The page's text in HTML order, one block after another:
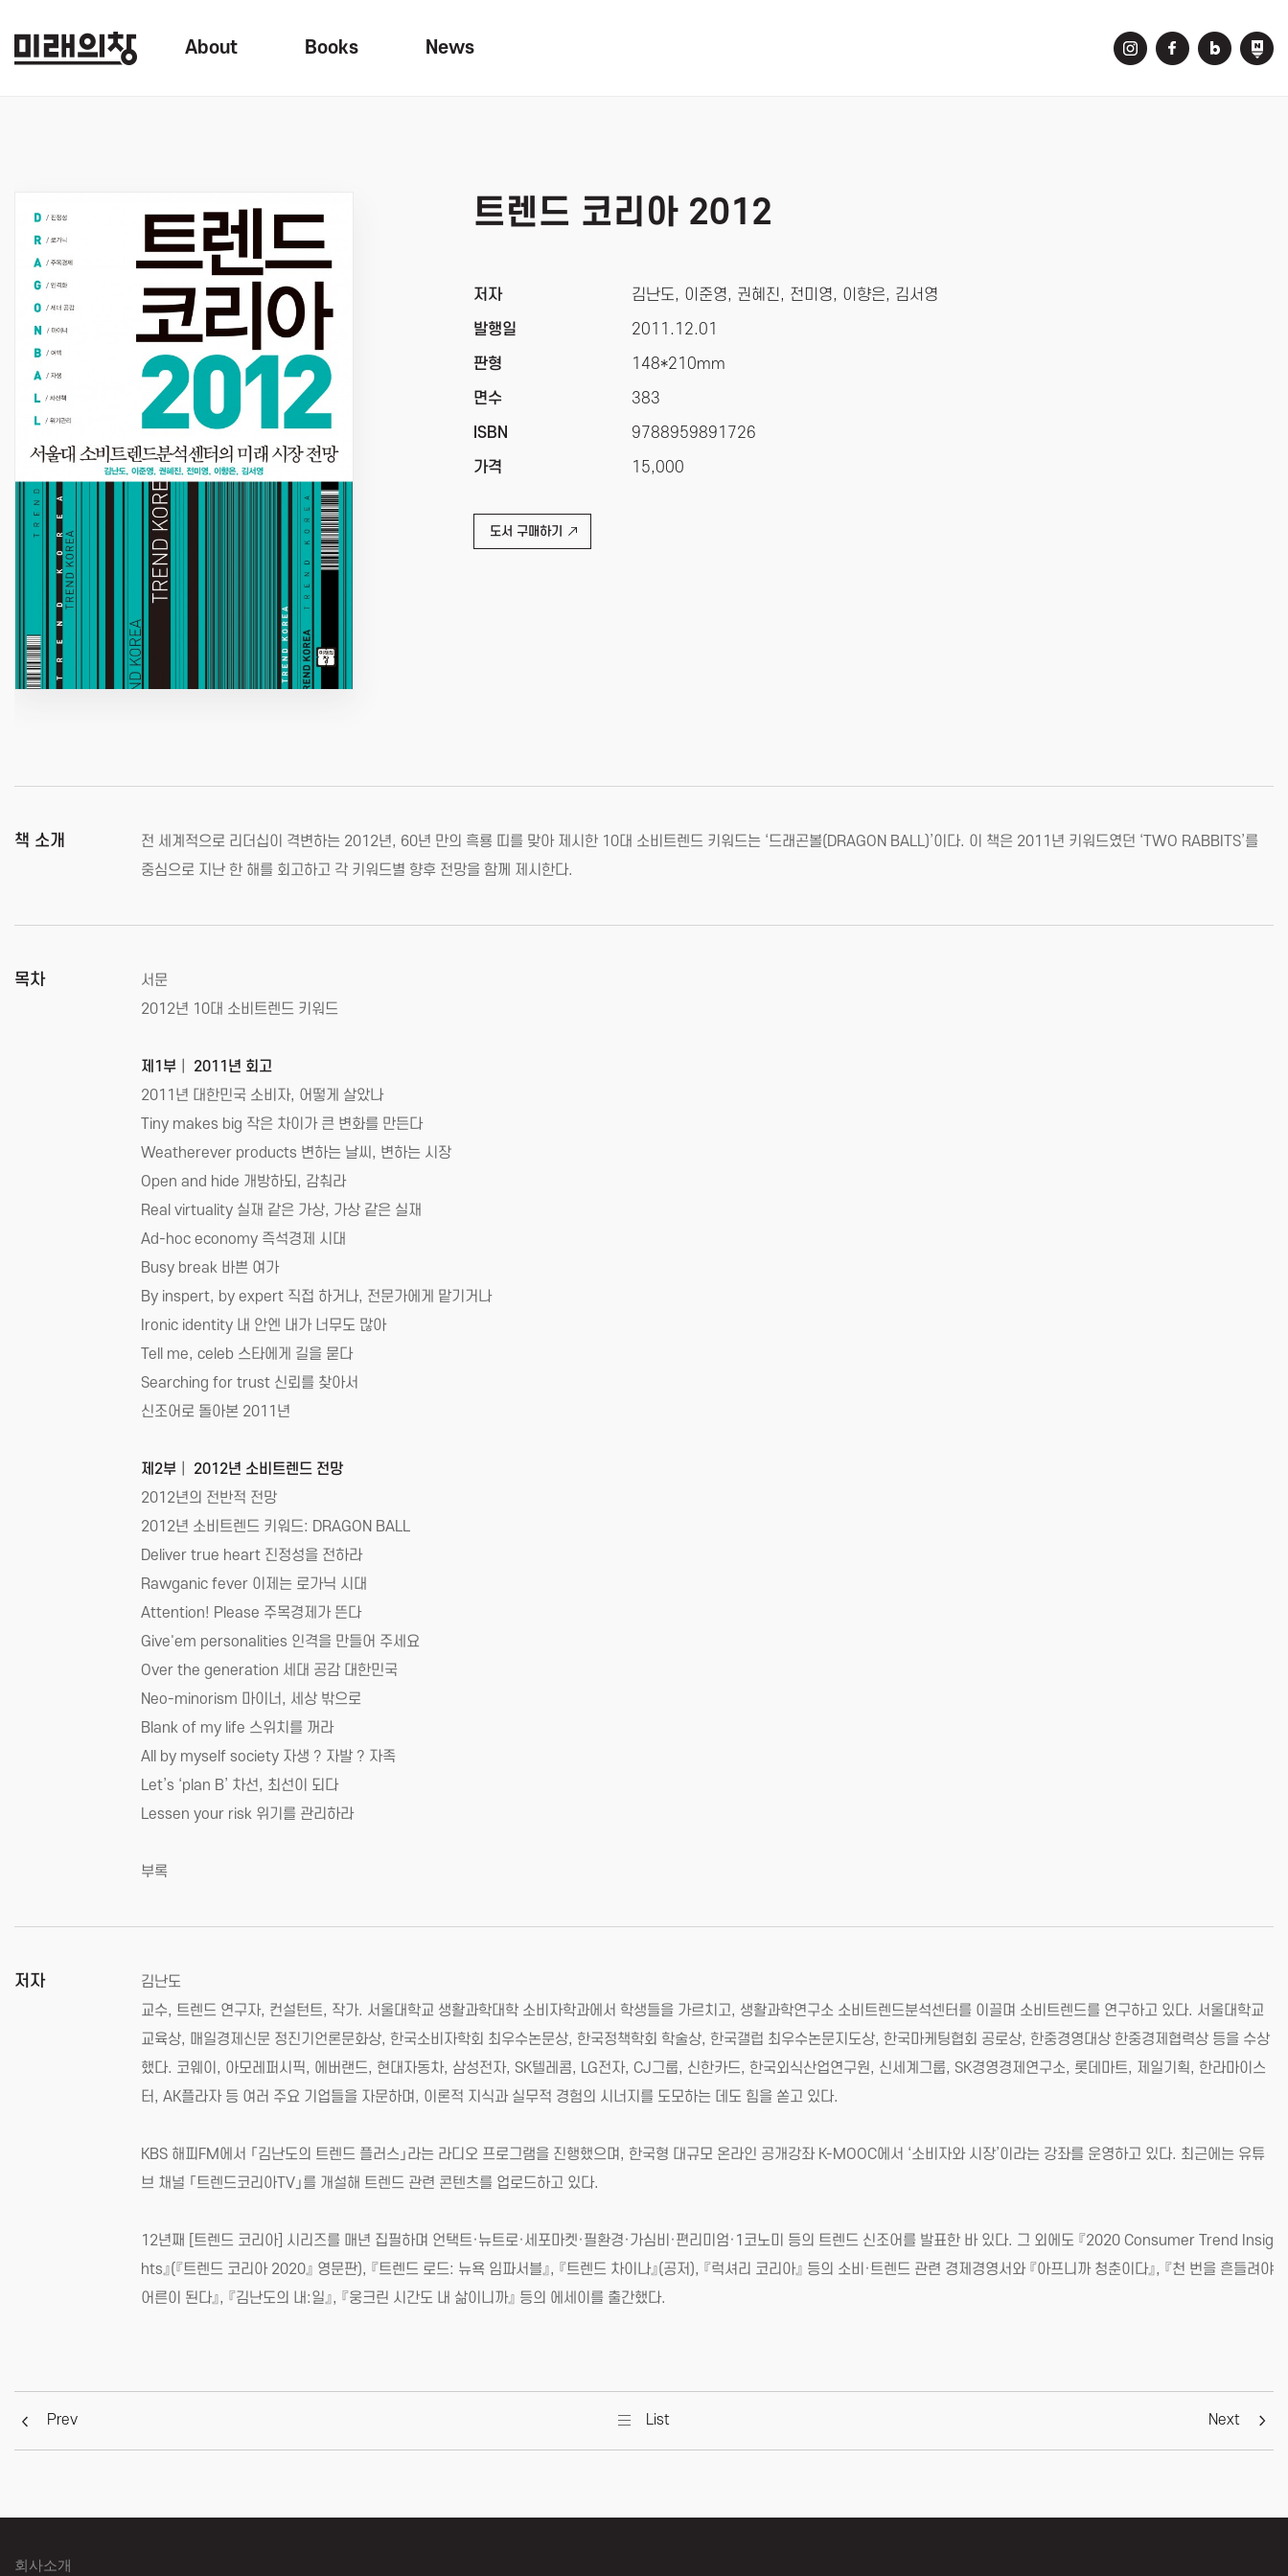
About Books News
트렌드 코리아 2012
저자
발행일
판형
면수
ISBN
가격
김난도, 이준영, 권혜진, 전미영, 이향은, 김서영
2011.12.01
148*210mm
383
9788959891726
15,000
도서 구매하기
책 소개
전 세계적으로 리더십이 격변하는 2012년, 60년 만의 흑룡 띠를 맞아 제시한 10대 소비트렌드 키워드는 ‘드래곤볼(DRAGON BALL)’이다. 이 책은 2011년 키워드였던 ‘TWO RABBITS’를
중심으로 지난 한 해를 회고하고 각 키워드별 향후 전망을 함께 제시한다.
목차
서문
2012년 10대 소비트렌드 키워드
제1부│ 2011년 회고
2011년 대한민국 소비자, 어떻게 살았나
Tiny makes big 작은 차이가 큰 변화를 만든다
Weatherever products 변하는 날씨, 변하는 시장
Open and hide 개방하되, 감춰라
Real virtuality 실재 같은 가상, 가상 같은 실재
Ad-hoc economy 즉석경제 시대
Busy break 바쁜 여가
By inspert, by expert 직접 하거나, 전문가에게 맡기거나
Ironic identity 내 안엔 내가 너무도 많아
Tell me, celeb 스타에게 길을 묻다
Searching for trust 신뢰를 찾아서
신조어로 돌아본 2011년
제2부│ 2012년 소비트렌드 전망
2012년의 전반적 전망
2012년 소비트렌드 키워드: DRAGON BALL
Deliver true heart 진정성을 전하라
Rawganic fever 이제는 로가닉 시대
Attention! Please 주목경제가 뜬다
Give'em personalities 인격을 만들어 주세요
Over the generation 세대 공감 대한민국
Neo-minorism 마이너, 세상 밖으로
Blank of my life 스위치를 꺼라
All by myself society 자생 ? 자발 ? 자족
Let’s ‘plan B’ 차선, 최선이 되다
Lessen your risk 위기를 관리하라
부록
저자
김난도
교수, 트렌드 연구자, 컨설턴트, 작가. 서울대학교 생활과학대학 소비자학과에서 학생들을 가르치고, 생활과학연구소 소비트렌드분석센터를 이끌며 소비트렌드를 연구하고 있다. 서울대학교
교육상, 매일경제신문 정진기언론문화상, 한국소비자학회 최우수논문상, 한국정책학회 학술상, 한국갤럽 최우수논문지도상, 한국마케팅협회 공로상, 한중경영대상 한중경제협력상 등을 수상
했다. 코웨이, 아모레퍼시픽, 에버랜드, 현대자동차, 삼성전자, SK텔레콤, LG전자, CJ그룹, 신한카드, 한국외식산업연구원, 신세계그룹, SK경영경제연구소, 롯데마트, 제일기획, 한라마이스
터, AK플라자 등 여러 주요 기업들을 자문하며, 이론적 지식과 실무적 경험의 시너지를 도모하는 데도 힘을 쏟고 있다.
KBS 해피FM에서 「김난도의 트렌드 플러스」라는 라디오 프로그램을 진행했으며, 한국형 대규모 온라인 공개강좌 K-MOOC에서 ‘소비자와 시장’이라는 강좌를 운영하고 있다. 최근에는 유튜
브 채널 「트렌드코리아TV」를 개설해 트렌드 관련 콘텐츠를 업로드하고 있다.
12년째 [트렌드 코리아] 시리즈를 매년 집필하며 언택트·뉴트로·세포마켓·필환경·가심비·편리미엄·1코노미 등의 트렌드 신조어를 발표한 바 있다. 그 외에도 『2020 Consumer Trend Insig
hts』(『트렌드 코리아 2020』 영문판), 『트렌드 로드: 뉴욕 임파서블』, 『트렌드 차이나』(공저), 『럭셔리 코리아』 등의 소비·트렌드 관련 경제경영서와 『아프니까 청춘이다』, 『천 번을 흔들려야
어른이 된다』, 『김난도의 내:일』, 『웅크린 시간도 내 삶이니까』 등의 에세이를 출간했다.
Prev List Next
회사소개